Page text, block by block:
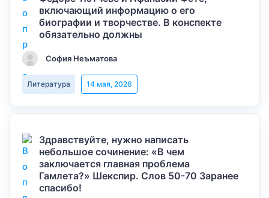
включающий информацию о его
биографии и творчестве. В конспекте
обязательно должны
София Неъматова
Литература 14 мая, 2026
Здравствуйте, нужно написать
небольшое сочинение: «В чем
заключается главная проблема
Гамлета?» Шекспир. Слов 50-70 Заранее
спасибо!